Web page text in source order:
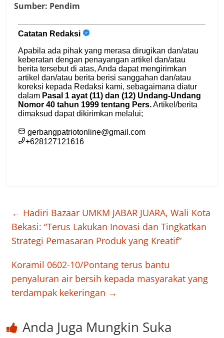
Sumber: Pendim
← Hadiri Bazaar UMKM JABAR JUARA, Wali Kota
Bekasi: “Terus Lakukan Inovasi dan Tingkatkan
Strategi Pemasaran Produk yang Kreatif”
Koramil 0602-10/Pontang terus bantu
penyaluran air bersih kepada masyarakat yang
terdampak kekeringan →
Anda Juga Mungkin Suka